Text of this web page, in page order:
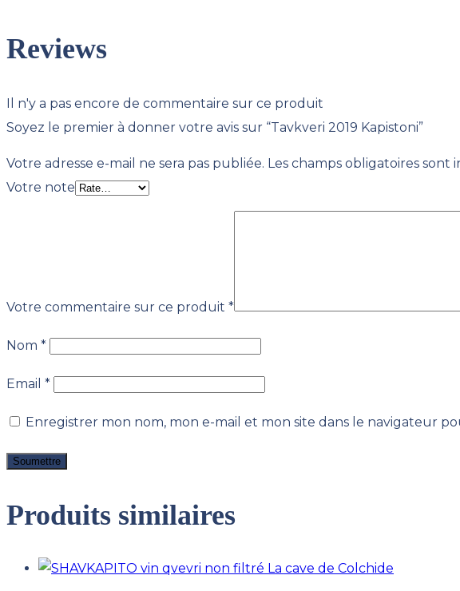
Reviews
Il n'y a pas encore de commentaire sur ce produit
Soyez le premier à donner votre avis sur “Tavkveri 2019 Kapistoni”
Votre adresse e-mail ne sera pas publiée. Les champs obligatoires sont
Votre note
Votre commentaire sur ce produit *
Nom *
Email *
Enregistrer mon nom, mon e-mail et mon site dans le navigateur
Produits similaires